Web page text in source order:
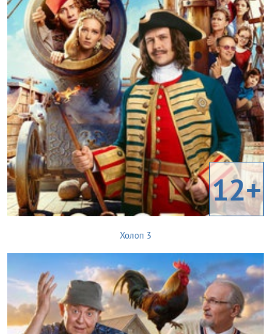
12+
Холоп 3